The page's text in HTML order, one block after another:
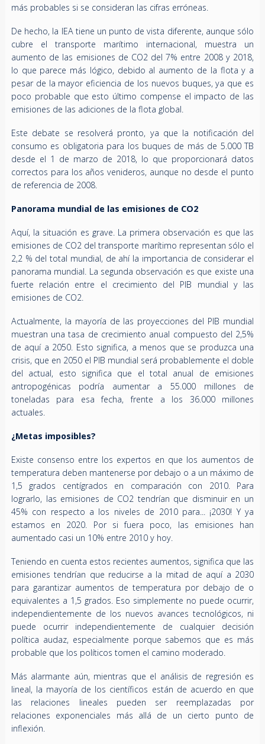
más probables si se consideran las cifras erróneas.
De hecho, la IEA tiene un punto de vista diferente, aunque sólo
cubre el transporte marítimo internacional, muestra un
aumento de las emisiones de CO2 del 7% entre 2008 y 2018,
lo que parece más lógico, debido al aumento de la flota y a
pesar de la mayor eficiencia de los nuevos buques, ya que es
poco probable que esto último compense el impacto de las
emisiones de las adiciones de la flota global.
Este debate se resolverá pronto, ya que la notificación del
consumo es obligatoria para los buques de más de 5.000 TB
desde el 1 de marzo de 2018, lo que proporcionará datos
correctos para los años venideros, aunque no desde el punto
de referencia de 2008.
Panorama mundial de las emisiones de CO2
Aquí, la situación es grave. La primera observación es que las
emisiones de CO2 del transporte marítimo representan sólo el
2,2 % del total mundial, de ahí la importancia de considerar el
panorama mundial. La segunda observación es que existe una
fuerte relación entre el crecimiento del PIB mundial y las
emisiones de CO2.
Actualmente, la mayoría de las proyecciones del PIB mundial
muestran una tasa de crecimiento anual compuesto del 2,5%
de aquí a 2050. Esto significa, a menos que se produzca una
crisis, que en 2050 el PIB mundial será probablemente el doble
del actual, esto significa que el total anual de emisiones
antropogénicas podría aumentar a 55.000 millones de
toneladas para esa fecha, frente a los 36.000 millones
actuales.
¿Metas imposibles?
Existe consenso entre los expertos en que los aumentos de
temperatura deben mantenerse por debajo o a un máximo de
1,5 grados centígrados en comparación con 2010. Para
lograrlo, las emisiones de CO2 tendrían que disminuir en un
45% con respecto a los niveles de 2010 para... ¡2030! Y ya
estamos en 2020. Por si fuera poco, las emisiones han
aumentado casi un 10% entre 2010 y hoy.
Teniendo en cuenta estos recientes aumentos, significa que las
emisiones tendrían que reducirse a la mitad de aquí a 2030
para garantizar aumentos de temperatura por debajo de o
equivalentes a 1,5 grados. Eso simplemente no puede ocurrir,
independientemente de los nuevos avances tecnológicos, ni
puede ocurrir independientemente de cualquier decisión
política audaz, especialmente porque sabemos que es más
probable que los políticos tomen el camino moderado.
Más alarmante aún, mientras que el análisis de regresión es
lineal, la mayoría de los científicos están de acuerdo en que
las relaciones lineales pueden ser reemplazadas por
relaciones exponenciales más allá de un cierto punto de
inflexión.